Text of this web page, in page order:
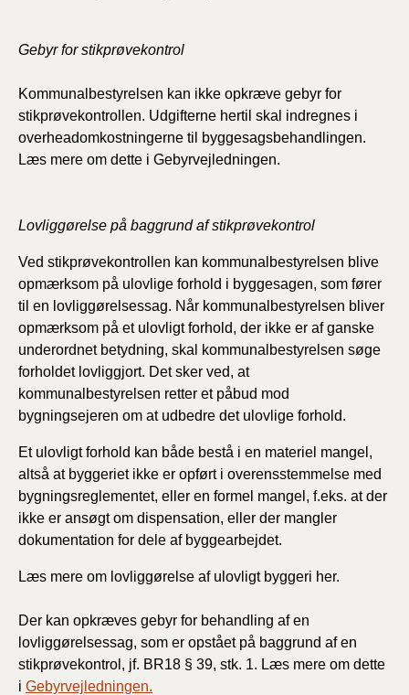
Gebyr for stikprøvekontrol
Kommunalbestyrelsen kan ikke opkræve gebyr for
stikprøvekontrollen. Udgifterne hertil skal indregnes i
overheadomkostningerne til byggesagsbehandlingen.
Læs mere om dette i Gebyrvejledningen.
Lovliggørelse på baggrund af stikprøvekontrol
Ved stikprøvekontrollen kan kommunalbestyrelsen blive
opmærksom på ulovlige forhold i byggesagen, som fører
til en lovliggørelsessag. Når kommunalbestyrelsen bliver
opmærksom på et ulovligt forhold, der ikke er af ganske
underordnet betydning, skal kommunalbestyrelsen søge
forholdet lovliggjort. Det sker ved, at
kommunalbestyrelsen retter et påbud mod
bygningsejeren om at udbedre det ulovlige forhold.
Et ulovligt forhold kan både bestå i en materiel mangel,
altså at byggeriet ikke er opført i overensstemmelse med
bygningsreglementet, eller en formel mangel, f.eks. at der
ikke er ansøgt om dispensation, eller der mangler
dokumentation for dele af byggearbejdet.
Læs mere om lovliggørelse af ulovligt byggeri her.
Der kan opkræves gebyr for behandling af en
lovliggørelsessag, som er opstået på baggrund af en
stikprøvekontrol, jf. BR18 § 39, stk. 1. Læs mere om dette
i Gebyrvejledningen.